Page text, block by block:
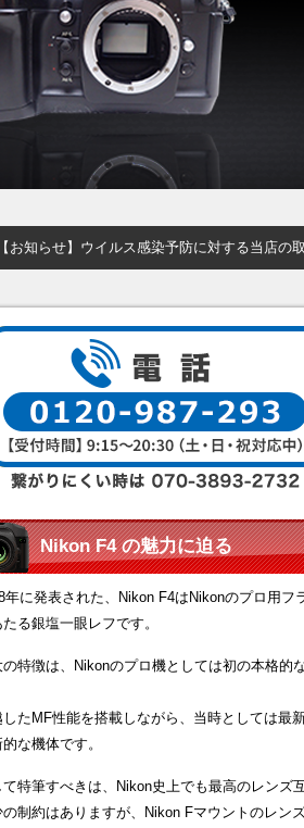
【お知らせ】ウイルス感染予防に対する当店の
Nikon F4 の魅力に迫る
年に発表された、Nikon F4はNikonのプロ用フ
たる銀塩一眼レフです。
の特徴は、Nikonのプロ機としては初の本格的
したMF性能を搭載しながら、当時としては最
な機体です。
て特筆すべきは、Nikon史上でも最高のレンズ互
の制約はありますが、Nikon Fマウントのレン